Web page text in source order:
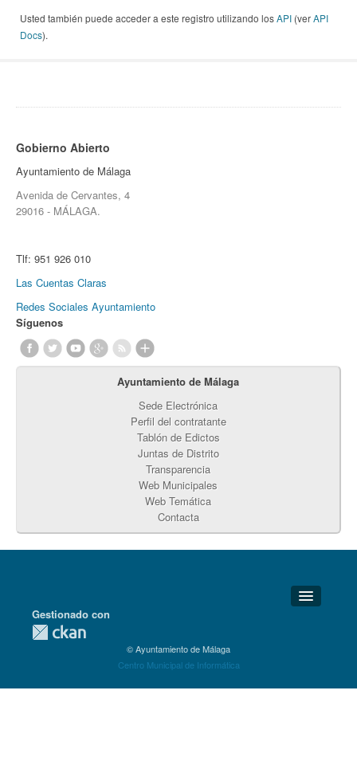
Usted también puede acceder a este registro utilizando losAPI (verAPI
Docs).
Gobierno Abierto
Ayuntamiento de Málaga
Avenida de Cervantes, 4
29016 - MÁLAGA.
Tlf: 951 926 010
Las Cuentas Claras
Redes Sociales Ayuntamiento
Síguenos
Ayuntamiento de Málaga
Sede Electrónica
Perfil del contratante
Tablón de Edictos
Juntas de Distrito
Transparencia
Web Municipales
Web Temática
Contacta
Detalles Técnicos
Gestionado con
© Ayuntamiento de Málaga
Centro Municipal de Informática